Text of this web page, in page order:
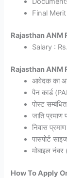
Final
Rajasthan
Salary :
Rajasthan
आवेदक का
पैन कार्ड
पोस्ट
जाति
निवास
पासपोर्ट
मोबाइल
How To Apply